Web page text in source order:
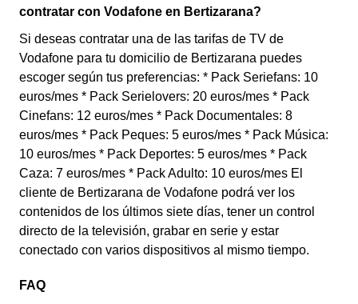
contratar con Vodafone en Bertizarana?
Si deseas contratar una de las tarifas de TV de
Vodafone para tu domicilio de Bertizarana puedes
escoger según tus preferencias: * Pack Seriefans: 10
euros/mes * Pack Serielovers: 20 euros/mes * Pack
Cinefans: 12 euros/mes * Pack Documentales: 8
euros/mes * Pack Peques: 5 euros/mes * Pack Música:
10 euros/mes * Pack Deportes: 5 euros/mes * Pack
Caza: 7 euros/mes * Pack Adulto: 10 euros/mes El
cliente de Bertizarana de Vodafone podrá ver los
contenidos de los últimos siete días, tener un control
directo de la televisión, grabar en serie y estar
conectado con varios dispositivos al mismo tiempo.
FAQ